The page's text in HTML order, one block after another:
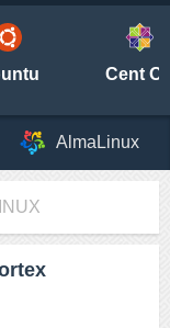
Cent
AlmaLinux